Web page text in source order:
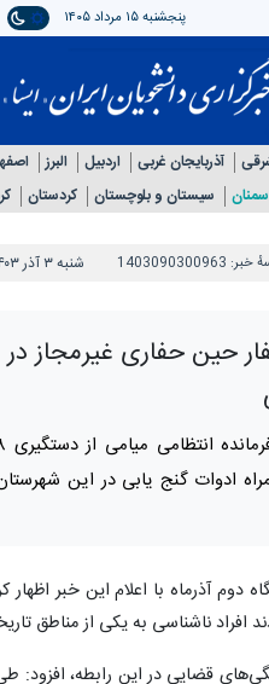
پنجشنبه ۱۵ مرداد ۱۴۰۵
آذربایجان غربی اردبیل البرز
سمنان سیستان و بلوچستان کردستان
خبر: 1403090300963 شنبه ۳ آذر ۱۴۰۳ | ۰۰:۰۶
۸ حفار حین حفاری غیرمجاز در
فرمانده
ادوات گنج یابی در این
آذرماه با اعلام این خبر اظهار
افراد ناشناسی به یکی از مناطق
قضایی در این رابطه،